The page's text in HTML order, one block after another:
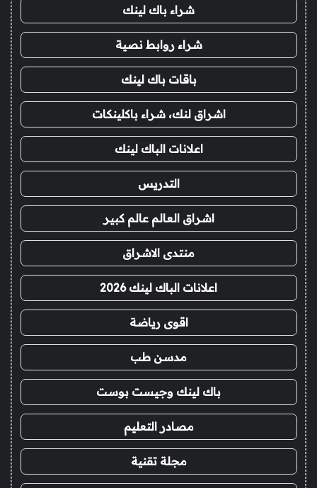
شراء باك لينك
شراء روابط نصية
باقات باك لينك
اشراق لنك، شراء باكلينكات
اعلانات الباك لينك
التدريس
اشراق العالم عالم كبير
منتدى الاشراق
اعلانات الباك لينك 2026
اقوى رياضة
مدسن طب
باك لينك وجيست بوست
مصادر التعليم
مجلة تقنية